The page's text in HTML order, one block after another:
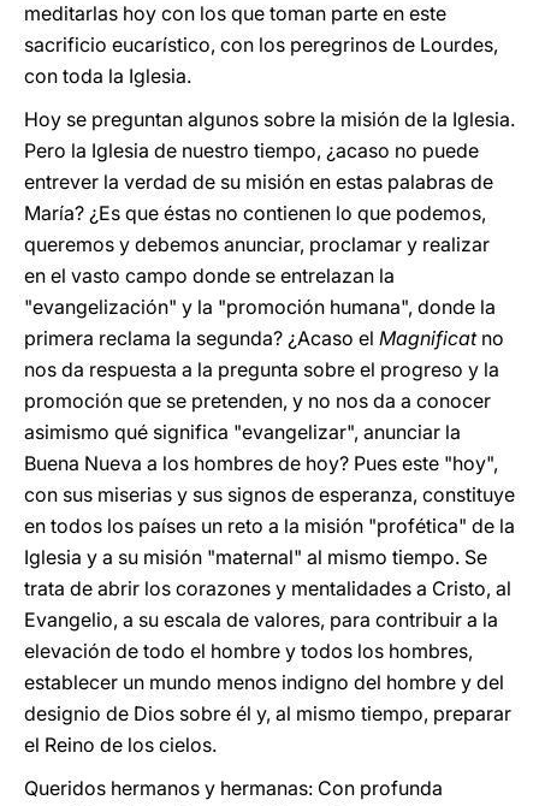
meditarlas hoy con los que toman parte en este
sacrificio eucarístico, con los peregrinos de Lourdes,
con toda la Iglesia.
Hoy se preguntan algunos sobre la misión de la Iglesia.
Pero la Iglesia de nuestro tiempo, ¿acaso no puede
entrever la verdad de su misión en estas palabras de
María? ¿Es que éstas no contienen lo que podemos,
queremos y debemos anunciar, proclamar y realizar
en el vasto campo donde se entrelazan la
"evangelización" y la "promoción humana", donde la
primera reclama la segunda? ¿Acaso el Magnificatno
nos da respuesta a la pregunta sobre el progreso y la
promoción que se pretenden, y no nos da a conocer
asimismo qué significa "evangelizar", anunciar la
Buena Nueva a los hombres de hoy? Pues este "hoy",
con sus miserias y sus signos de esperanza, constituye
en todos los países un reto a la misión "profética" de la
Iglesia y a su misión "maternal" al mismo tiempo. Se
trata de abrir los corazones y mentalidades a Cristo, al
Evangelio, a su escala de valores, para contribuir a la
elevación de todo el hombre y todos los hombres,
establecer un mundo menos indigno del hombre y del
designio de Dios sobre él y, al mismo tiempo, preparar
el Reino de los cielos.
Queridos hermanos y hermanas: Con profunda